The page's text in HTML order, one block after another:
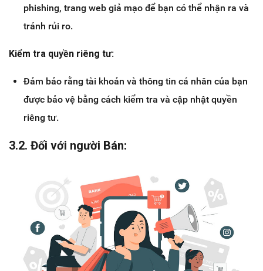
phishing, trang web giả mạo để bạn có thể nhận ra và
tránh rủi ro.
Kiểm tra quyền riêng tư:
Đảm bảo rằng tài khoản và thông tin cá nhân của bạn
được bảo vệ bằng cách kiểm tra và cập nhật quyền
riêng tư.
3.2. Đối với người Bán: